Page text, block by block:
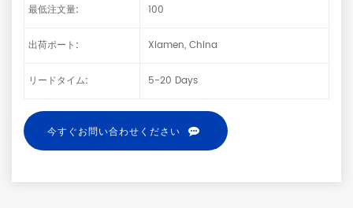
最低注文量: 100
出荷ポート: Xiamen, China
リードタイム: 5-20 Days
今すぐお問い合わせください